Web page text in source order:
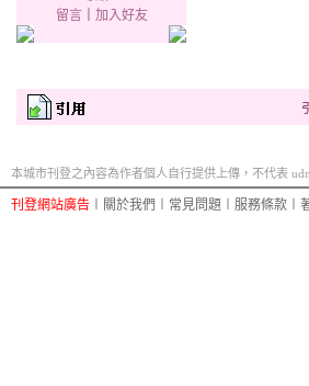
留言｜ 加入好友
本城市刊登之內容為作者個人自行提供上傳，不代表
刊登網站廣告 關於我們 常見問題 服務條款